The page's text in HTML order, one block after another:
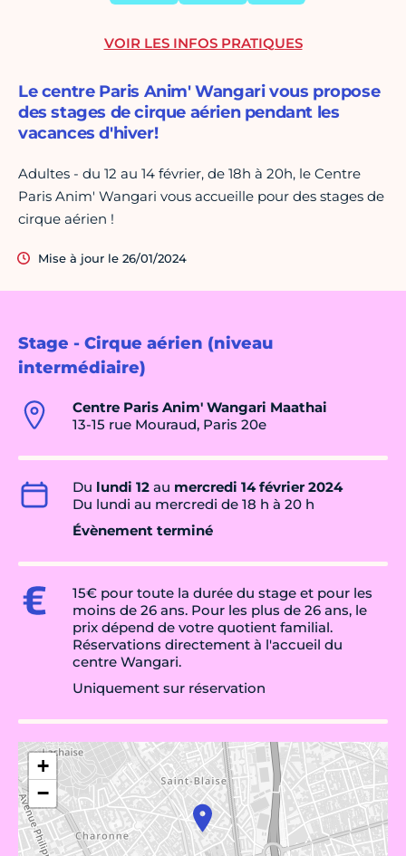
Stage - Cirque aérien (niveau
intermédiaire)
Centre Paris Anim' Wangari Maathai
13-15 rue Mouraud, Paris 20e
Du lundi 12 au mercredi 14 février 2024
Du lundi au mercredi de 18 h à 20 h
Évènement terminé
15€ pour toute la durée du stage et pour les
moins de 26 ans. Pour les plus de 26 ans, le
prix dépend de votre quotient familial.
Réservations directement à l'accueil du
centre Wangari.
Uniquement sur réservation
+
−
Le centre Paris Anim' Wangari vous propose
des stages de cirque aérien pendant les
vacances d'hiver!
Adultes - du 12 au 14 février, de 18h à 20h, le Centre
Paris Anim' Wangari vous accueille pour des stages de
cirque aérien !
Mise à jour le 26/01/2024
VOIR LES INFOS PRATIQUES